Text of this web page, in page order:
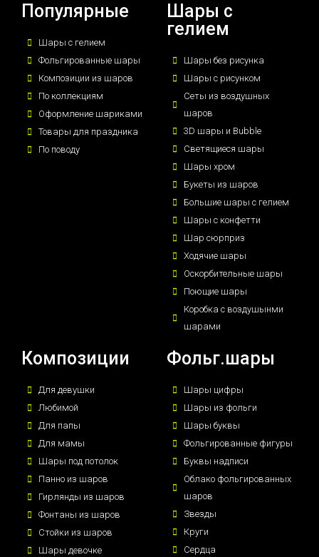
Популярные
Шары с гелием
Фольгированные шары
Композиции из шаров
По коллекциям
Оформление шариками
Товары для праздника
По поводу
Шары с
гелием
Шары без рисунка
Шары с рисунком
Сеты из воздушных
шаров
3D шары и Bubble
Светящиеся шары
Шары хром
Букеты из шаров
Большие шары с гелием
Шары с конфетти
Шар сюрприз
Ходячие шары
Оскорбительные шары
Поющие шары
Коробка с воздушынми
шарами
Композиции
Для девушки
Любимой
Для папы
Для мамы
Шары под потолок
Панно из шаров
Гирлянды из шаров
Фонтаны из шаров
Стойки из шаров
Шары девочке
Фольг.шары
Шары цифры
Шары из фольги
Шары буквы
Фольгированные фигуры
Буквы надписи
Облако фольгированных
шаров
Звезды
Круги
Сердца